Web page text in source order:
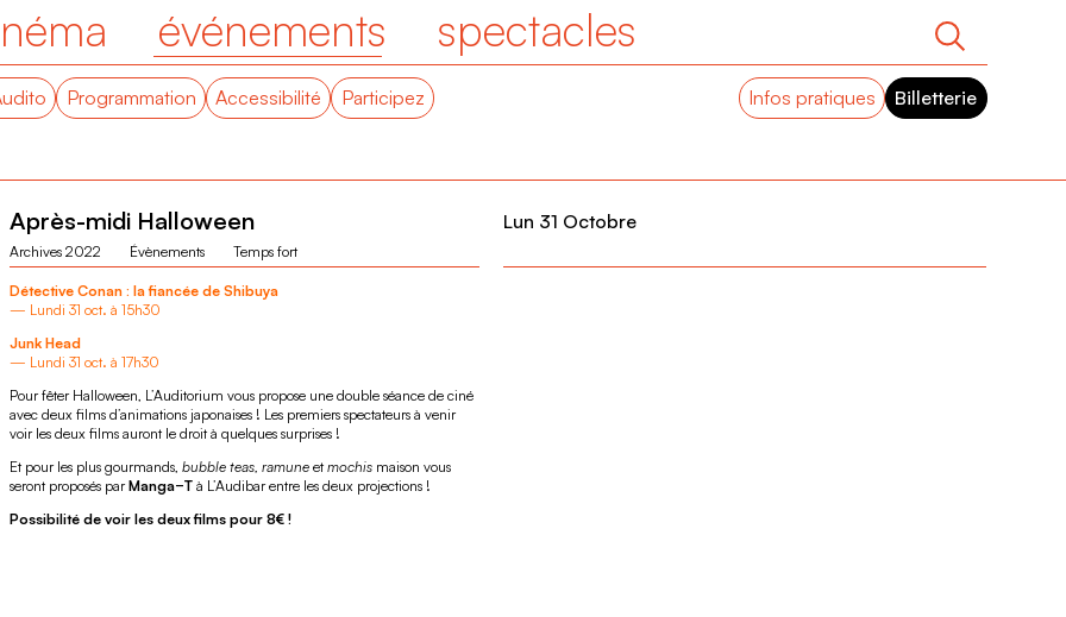
événements spectacles
Programmation Accessibilité Participez Infos pratiques Billetterie
Après-midi Halloween
Archives 2022 Évènements Temps fort
Détective Conan : la fiancée de Shibuya
— Lundi 31 oct. à 15h30
Junk Head
— Lundi 31 oct. à 17h30
Pour fêter Halloween, L’Auditorium vous propose une double séance de ciné
avec deux films d’animations japonaises ! Les premiers spectateurs à venir
voir les deux films auront le droit à quelques surprises !
Et pour les plus gourmands, bubble teas, ramuneet mochismaison vous
seront proposés parManga−Tà L’Audibar entre les deux projections !
Possibilité de voir les deux films pour 8€ !
Lun 31 Octobre